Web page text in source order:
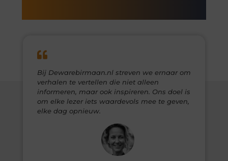
Bij Dewarebirmaan.nl streven we ernaar om
verhalen te vertellen die niet alleen
informeren, maar ook inspireren. Ons doel is
om elke lezer iets waardevols mee te geven,
elke dag opnieuw.